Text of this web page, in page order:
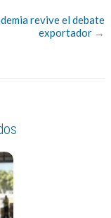
revive el debate
exportador →